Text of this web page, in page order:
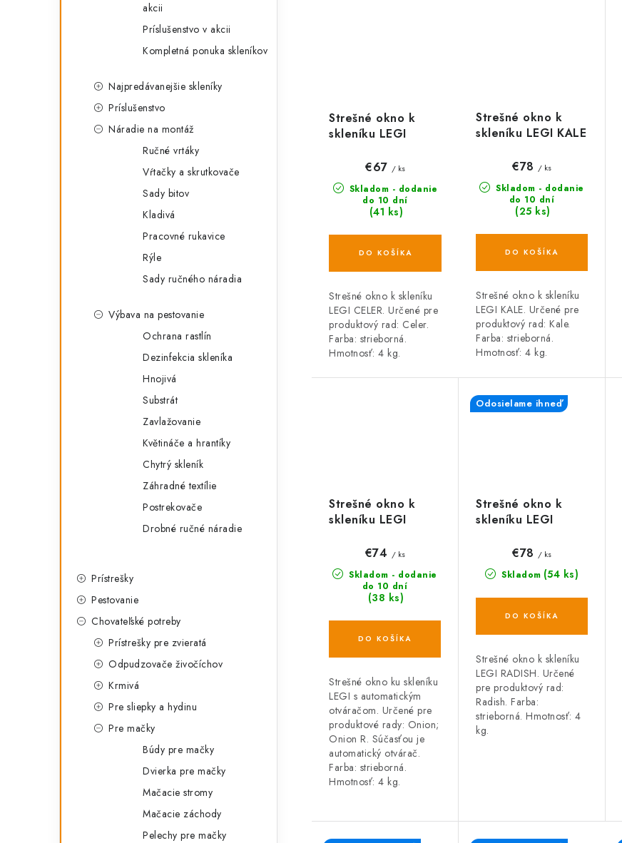
akcii
Príslušenstvo v akcii
Kompletná ponuka skleníkov
Najpredávanejšie skleníky
Príslušenstvo
Náradie na montáž
Ručné vrtáky
Vŕtačky a skrutkovače
Sady bitov
Kladivá
Pracovné rukavice
Rýle
Sady ručného náradia
Výbava na pestovanie
Ochrana rastlín
Dezinfekcia skleníka
Hnojivá
Substrát
Zavlažovanie
Květináče a hrantíky
Chytrý skleník
Záhradné textílie
Postrekovače
Drobné ručné náradie
Prístrešky
Pestovanie
Chovateľské potreby
Prístrešky pre zvieratá
Odpudzovače živočíchov
Krmivá
Pre sliepky a hydinu
Pre mačky
Búdy pre mačky
Dvierka pre mačky
Mačacie stromy
Mačacie záchody
Pelechy pre mačky
Strešné okno k
skleníku LEGI
Skladom - dodanie
do 10 dní
(41 ks)
€67 / ks
DO KOŠÍKA
Strešné okno k skleníku
LEGI CELER. Určené pre
produktový rad: Celer.
Farba: strieborná.
Hmotnosť: 4 kg.
Strešné okno k
skleníku LEGI KALE
Skladom - dodanie
do 10 dní
(25 ks)
€78 / ks
DO KOŠÍKA
Strešné okno k skleníku
LEGI KALE. Určené pre
produktový rad: Kale.
Farba: strieborná.
Hmotnosť: 4 kg.
Strešné okno k
skleníku LEGI
automatickým
otváračom
Skladom - dodanie
do 10 dní
(38 ks)
€74 / ks
DO KOŠÍKA
Strešné okno ku skleníku
LEGI s automatickým
otváračom. Určené pre
produktové rady: Onion;
Onion R. Súčasťou je
automatický otvárač.
Farba: strieborná.
Hmotnosť: 4 kg.
Strešné okno k
skleníku LEGI
Odosielame ihneď
Skladom (54 ks)
€78 / ks
DO KOŠÍKA
Strešné okno k skleníku
LEGI RADISH. Určené
pre produktový rad:
Radish. Farba:
strieborná. Hmotnosť: 4
kg.